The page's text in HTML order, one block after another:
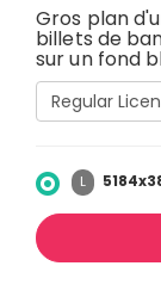
Gros plan
billets de
sur un fond
L